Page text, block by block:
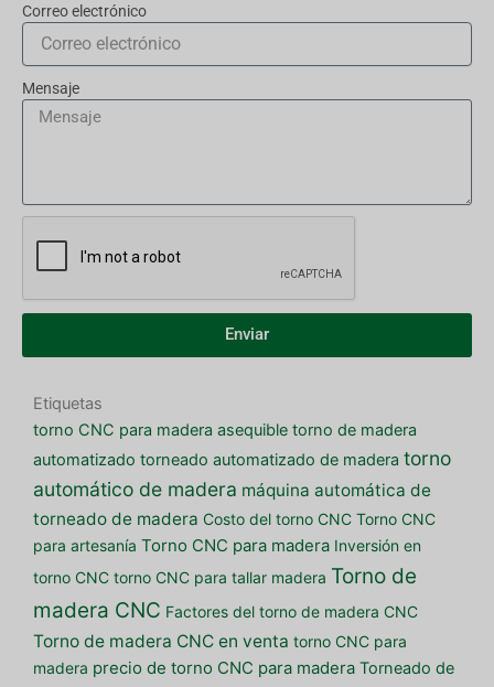
Correo electrónico
Mensaje
Enviar
Etiquetas
torno CNC para madera asequible torno de madera
automatizado torneado automatizado de madera torno
automático de madera máquina automática de
torneado de madera Costo del torno CNC Torno CNC
para artesanía Torno CNC para madera Inversión en
torno CNC torno CNC para tallar madera Torno de
madera CNC Factores del torno de madera CNC
Torno de madera CNC en venta torno CNC para
madera precio de torno CNC para madera Torneado de